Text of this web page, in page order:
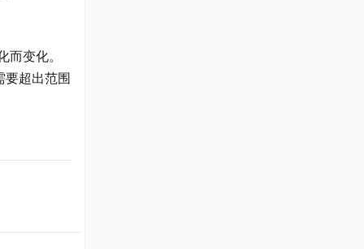
变化。
要超出范围